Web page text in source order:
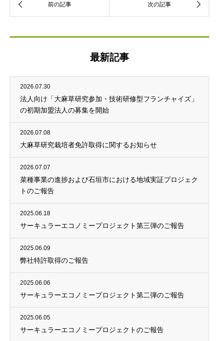
最新記事
2026.07.30
法人向け「大麻草研究参加・技術研修型フランチャイズ」
の初期加盟法人の募集を開始
2026.07.08
大麻草研究栽培者免許取得に関するお知らせ
2026.07.07
菜種事業の進捗および石垣市における地域実証プロジェク
トのご報告
2025.06.18
サーキュラーエコノミープロジェクト第三弾のご報告
2025.06.09
弊社特許取得のご報告
2025.06.06
サーキュラーエコノミープロジェクト第二弾のご報告
2025.06.05
サーキュラーエコノミープロジェクトのご報告